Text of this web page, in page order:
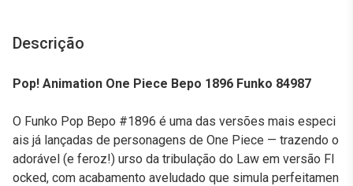
Descrição
Pop! Animation One Piece Bepo 1896 Funko 84987
O Funko Pop Bepo #1896 é uma das versões mais especi
ais já lançadas de personagens de One Piece — trazendo o
adorável (e feroz!) urso da tribulação do Law em versão Fl
ocked, com acabamento aveludado que simula perfeitamen